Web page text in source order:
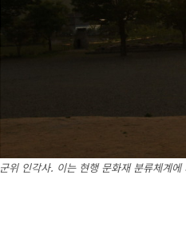
군위 인각사. 이는 현행 문화재 분류체계